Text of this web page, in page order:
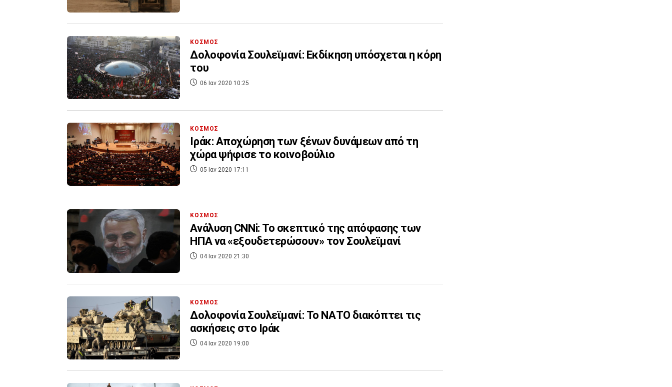
ΚΟΣΜΟΣ
Δολοφονία Σουλεϊμανί: Εκδίκηση υπόσχεται η κόρη
του
06 Ιαν 2020 10:25
ΚΟΣΜΟΣ
Ιράκ: Αποχώρηση των ξένων δυνάμεων από τη
χώρα ψήφισε το κοινοβούλιο
05 Ιαν 2020 17:11
ΚΟΣΜΟΣ
Ανάλυση CNNi: Το σκεπτικό της απόφασης των
ΗΠΑ να «εξουδετερώσουν» τον Σουλεϊμανί
04 Ιαν 2020 21:30
ΚΟΣΜΟΣ
Δολοφονία Σουλεϊμανί: Το ΝΑΤΟ διακόπτει τις
ασκήσεις στο Ιράκ
04 Ιαν 2020 19:00